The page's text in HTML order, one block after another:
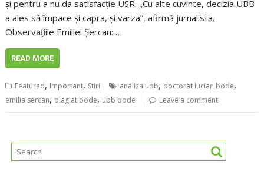
și pentru a nu da satisfacție USR. „Cu alte cuvinte, decizia UBB
a ales să împace și capra, și varza”, afirmă jurnalista.
Observațiile Emiliei Șercan:…
READ MORE
Featured, Important, Stiri analiza ubb, doctorat lucian bode,
emilia sercan, plagiat bode, ubb bode Leave a comment